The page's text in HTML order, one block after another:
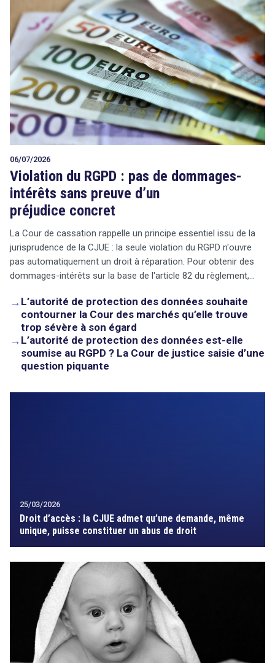
06/07/2026
Violation du RGPD : pas de dommages-
intérêts sans preuve d’un
préjudice concret
La Cour de cassation rappelle un principe essentiel issu de la
jurisprudence de la CJUE : la seule violation du RGPD n'ouvre
pas automatiquement un droit à réparation. Pour obtenir des
dommages-intérêts sur la base de l'article 82 du règlement,…
→ L’autorité de protection des données souhaite
contourner la Cour des marchés qu’elle trouve
trop sévère à son égard
→ L’autorité de protection des données est-elle
soumise au RGPD ? La Cour de justice saisie d’une
question piquante
25/03/2026
Droit d’accès : la CJUE admet qu’une demande, même
unique, puisse constituer un abus de droit